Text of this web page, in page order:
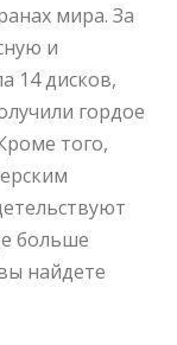
мира. За
и
14 дисков,
гордое
того,
больше
найдете